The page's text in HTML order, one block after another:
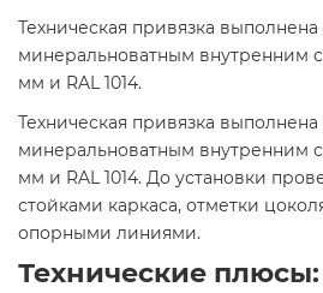
Техническая привязка
минеральноватным внутренним
мм и RAL 1014.
Техническая привязка
минеральноватным внутренним
мм и RAL 1014. До установки
стойками каркаса, отметки
опорными линиями.
Технические плюсы: